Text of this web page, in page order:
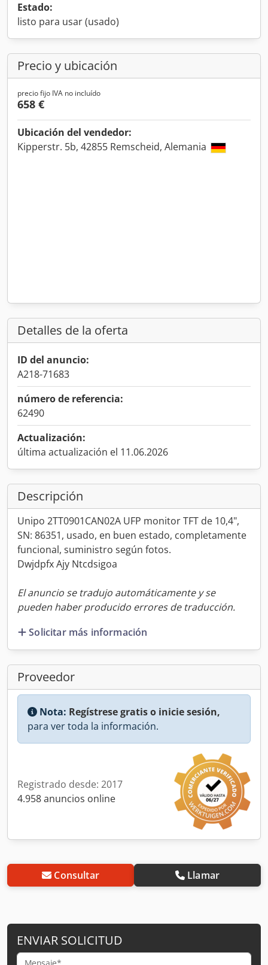
Estado:
listo para usar (usado)
Precio y ubicación
precio fijo IVA no incluído
658 €
Ubicación del vendedor:
Kipperstr. 5b, 42855 Remscheid, Alemania
Detalles de la oferta
ID del anuncio:
A218-71683
número de referencia:
62490
Actualización:
última actualización el 11.06.2026
Descripción
Unipo 2TT0901CAN02A UFP monitor TFT de 10,4",
SN: 86351, usado, en buen estado, completamente
funcional, suministro según fotos.
Dwjdpfx Ajy Ntcdsigoa
El anuncio se tradujo automáticamente y se
pueden haber producido errores de traducción.
Solicitar más información
Proveedor
Nota: Regístrese gratis o inicie sesión,
para ver toda la información.
Registrado desde: 2017
4.958 anuncios online
Consultar Llamar
ENVIAR SOLICITUD